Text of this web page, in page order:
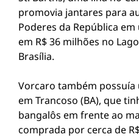
promovia jantares para
Poderes da República
em R$ 36 milhões no
Brasília.
Vorcaro também possuía
em Trancoso (BA), que
bangalôs em frente ao
comprada por cerca de